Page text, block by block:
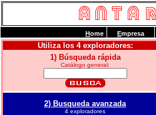
Utiliza los 4 exploradores:
1) Búsqueda rápida
Catálogo general;
2) Busqueda avanzada
4 exploradores
Home Empresa